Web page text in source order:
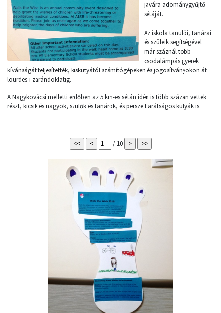
javára adománygyűjtő
sétáját.
Az iskola tanulói, tanárai
és szüleik segítségével
már száznál több
csodalámpás gyerek
kívánságát teljesítették, kiskutyától számítógépeken és jogosítványokon át
lourdes-i zarándoklatig.
A Nagykovácsi melletti erdőben az 5 km-es sétán idén is több százan vettek
részt, kicsik és nagyok, szülők és tanárok, és persze barátságos kutyák is.
/ 10